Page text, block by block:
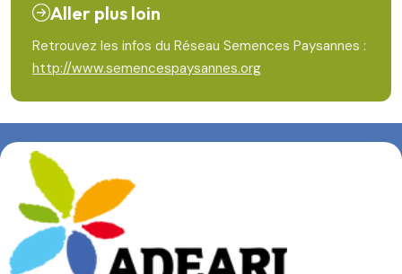
Aller plus loin
Retrouvez les infos du Réseau Semences Paysannes :
http://www.semencespaysannes.org